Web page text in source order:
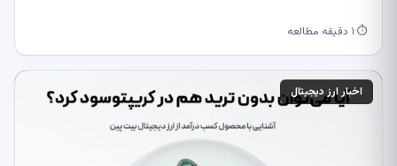
⏱ ۱ دقیقه مطالعه
اخبار ارز دیجیتال